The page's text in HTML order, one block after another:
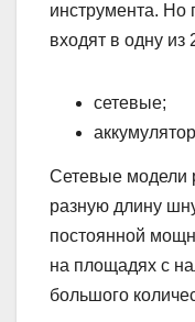
инструмента. Но
входят в одну из
сетевые;
Сетевые модели
разную длину
постоянной
на площадях с
большого